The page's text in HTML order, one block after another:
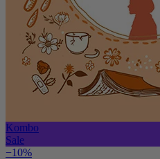
Kombo
Sale
−10%